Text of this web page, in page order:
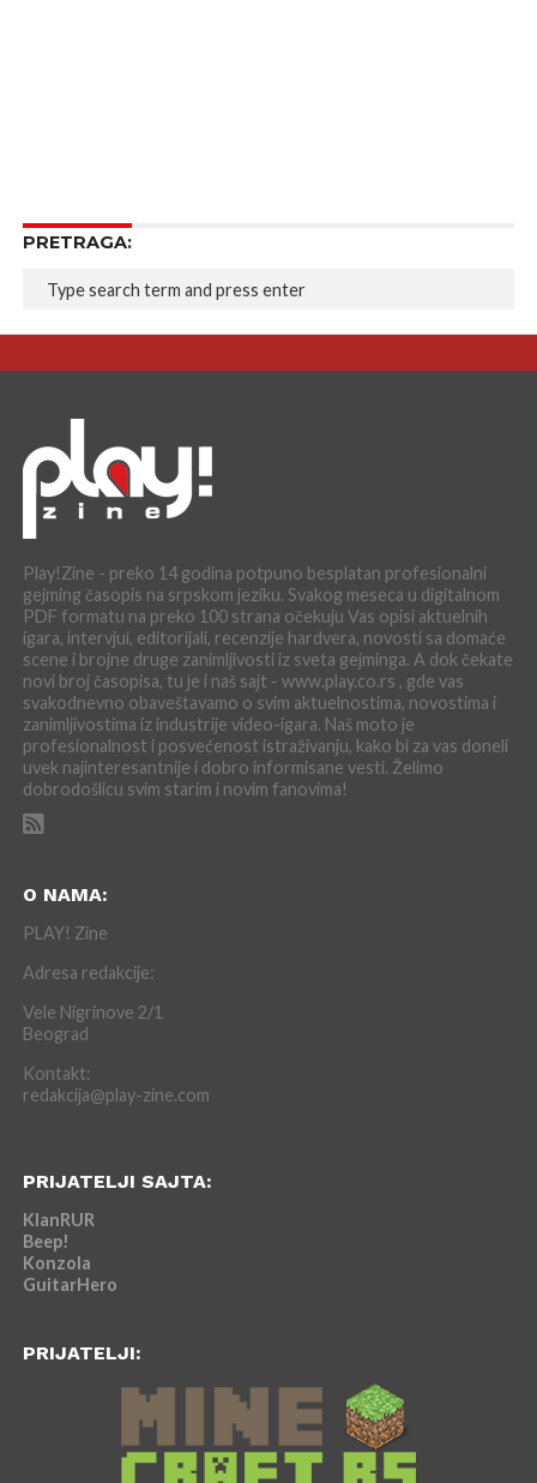
PRETRAGA:
Play!Zine - preko 14 godina potpuno besplatan profesionalni
gejming časopis na srpskom jeziku. Svakog meseca u digitalnom
PDF formatu na preko 100 strana očekuju Vas opisi aktuelnih
igara, intervjui, editorijali, recenzije hardvera, novosti sa domaće
scene i brojne druge zanimljivosti iz sveta gejminga. A dok čekate
novi broj časopisa, tu je i naš sajt - www.play.co.rs , gde vas
svakodnevno obaveštavamo o svim aktuelnostima, novostima i
zanimljivostima iz industrije video-igara. Naš moto je
profesionalnost i posvećenost istraživanju, kako bi za vas doneli
uvek najinteresantnije i dobro informisane vesti. Želimo
dobrodošlicu svim starim i novim fanovima!
O NAMA:
PLAY! Zine
Adresa redakcije:
Vele Nigrinove 2/1
Beograd
Kontakt:
redakcija@play-zine.com
PRIJATELJI SAJTA:
KlanRUR
Beep!
Konzola
GuitarHero
PRIJATELJI: